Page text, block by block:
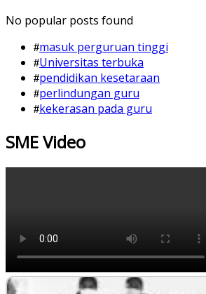
No popular posts found
masuk perguruan tinggi
Universitas terbuka
pendidikan kesetaraan
perlindungan guru
kekerasan pada guru
SME Video